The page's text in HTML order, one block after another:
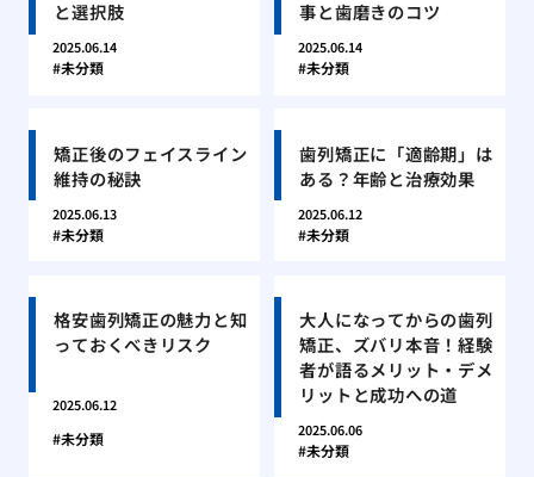
と選択肢
2025.06.14
未分類
事と歯磨きのコツ
2025.06.14
未分類
矯正後のフェイスライン
維持の秘訣
2025.06.13
未分類
歯列矯正に「適齢期」は
ある？年齢と治療効果
2025.06.12
未分類
格安歯列矯正の魅力と知
っておくべきリスク
2025.06.12
未分類
大人になってからの歯列
矯正、ズバリ本音！経験
者が語るメリット・デメ
リットと成功への道
2025.06.06
未分類